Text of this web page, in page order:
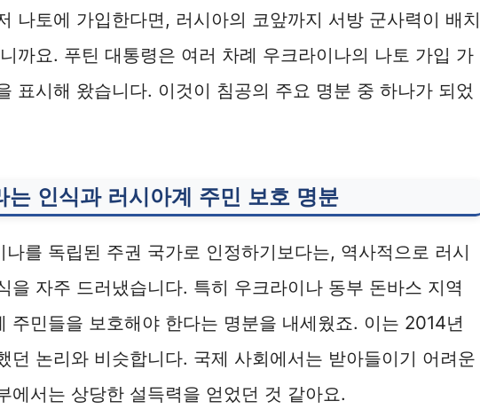
나토에 가입한다면, 러시아의 코앞까지 서방 군사력이 배치
까요. 푸틴 대통령은 여러 차례 우크라이나의 나토 가입 가
표시해 왔습니다. 이것이 침공의 주요 명분 중 하나가 되었
는 인식과 러시아계 주민 보호 명분
를 독립된 주권 국가로 인정하기보다는, 역사적으로 러시
을 자주 드러냈습니다. 특히 우크라이나 동부 돈바스 지역
주민들을 보호해야 한다는 명분을 내세웠죠. 이는 2014년
던 논리와 비슷합니다. 국제 사회에서는 받아들이기 어려운
에서는 상당한 설득력을 얻었던 것 같아요.